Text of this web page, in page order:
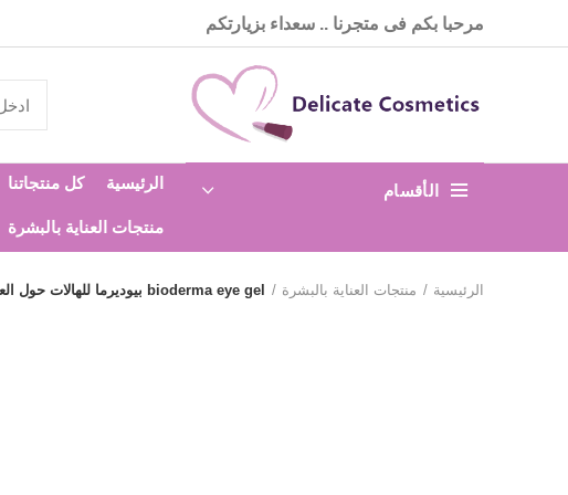
مرحبا بكم فى متجرنا .. سعداء بزيارتكم
الأقسام الرئيسية كل منتجاتنا
منتجات العناية بالبشرة
الرئيسية منتجات العناية بالبشرة bioderma eye gel بيوديرما للهالات حول العين